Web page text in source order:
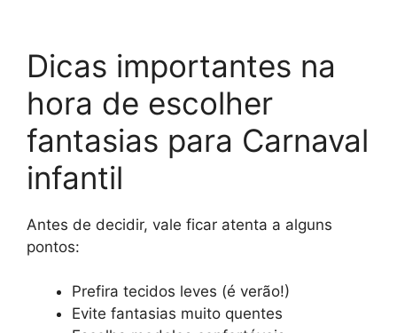
Dicas importantes na
hora de escolher
fantasias para Carnaval
infantil
Antes de decidir, vale ficar atenta a alguns
pontos:
Prefira tecidos leves (é verão!)
Evite fantasias muito quentes